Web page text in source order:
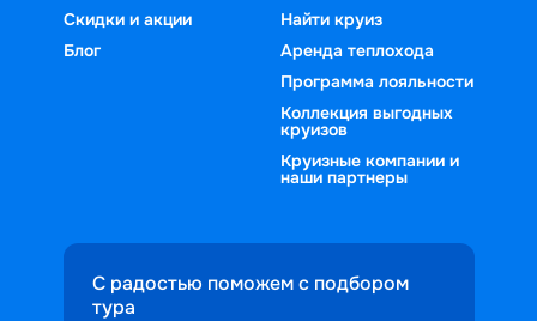
Скидки и акции
Блог
Найти круиз
Аренда теплохода
Программа лояльности
Коллекция выгодных
круизов
Круизные компании и
наши партнеры
С радостью поможем с подбором
тура